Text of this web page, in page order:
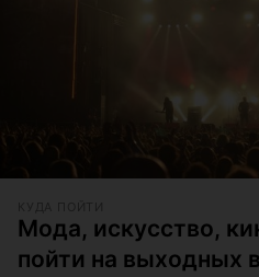
Мода, искусство,
пойти на выходных